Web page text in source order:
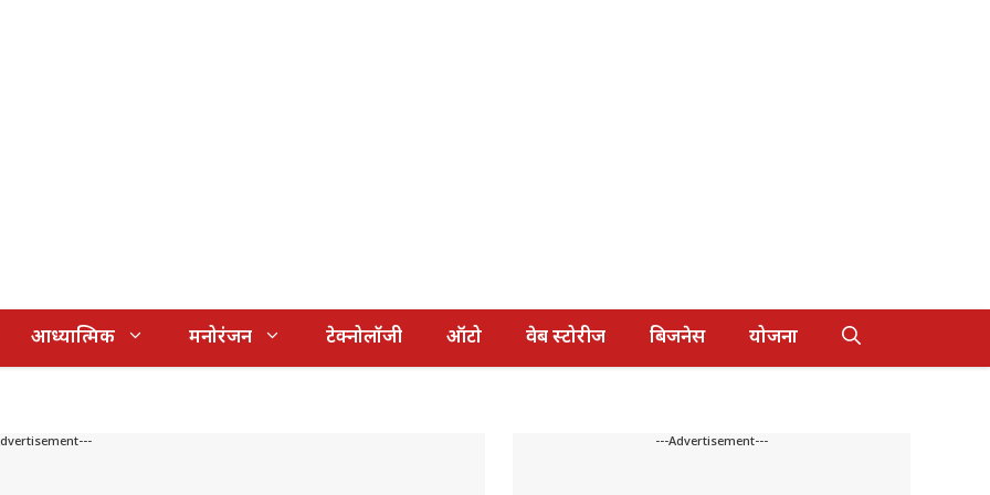
आध्यात्मिक मनोरंजन टेक्नोलॉजी ऑटो वेब स्टोरीज बिजनेस योजना
---Advertisement---